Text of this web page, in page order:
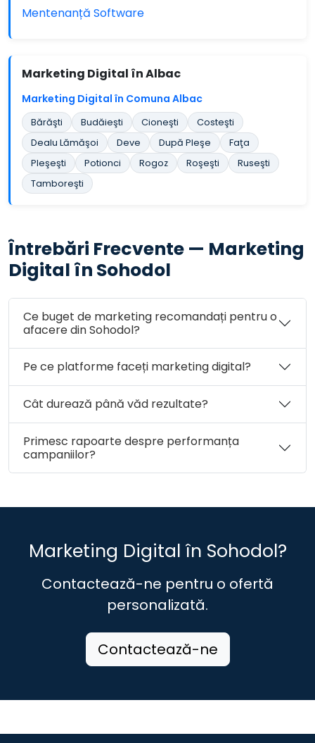
Mentenanță Software
Marketing Digital în Albac
Marketing Digital în Comuna Albac
Bărăşti Budăieşti Cioneşti
Costeşti
Dealu Lămăşoi
Deve După Pleşe
Faţa
Pleşeşti
Potionci Rogoz Roşeşti
Ruseşti
Tamboreşti
Întrebări Frecvente — Marketing
Digital în Sohodol
Ce buget de marketing recomandați pentru o
afacere din Sohodol?
Pe ce platforme faceți marketing digital?
Cât durează până văd rezultate?
Primesc rapoarte despre performanța
campaniilor?
Marketing Digital în Sohodol?
Contactează-ne pentru o ofertă
personalizată.
Contactează-ne